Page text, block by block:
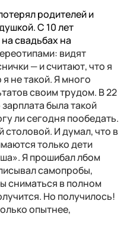
родителей и
С 10 лет
свадьбах на
видят
— и считают, что я
не такой. Я много
своим трудом. В 22
была такой
ли сегодня пообедать.
столовой. И думал, что в
только дети
Я прошибал лбом
самопробы,
сниматься в полном
Но получилось!
опытнее,